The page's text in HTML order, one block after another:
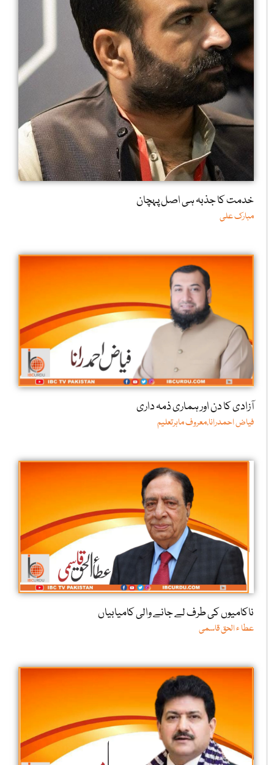
خدمت کا جذبہ ہی اصل پہچان
مبارک علی
آزادی کا دن اور ہماری ذمہ داری
فیاض احمدرانا،معروف ماہرتعلیم
ناکامیوں کی طرف لے جانے والی کامیابیاں
عطا ء الحق قاسمی